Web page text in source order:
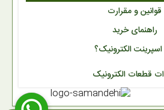
قوانین و مقرارت
راهنمای خرید
الکترونیک؟
قطعات الکترونیک